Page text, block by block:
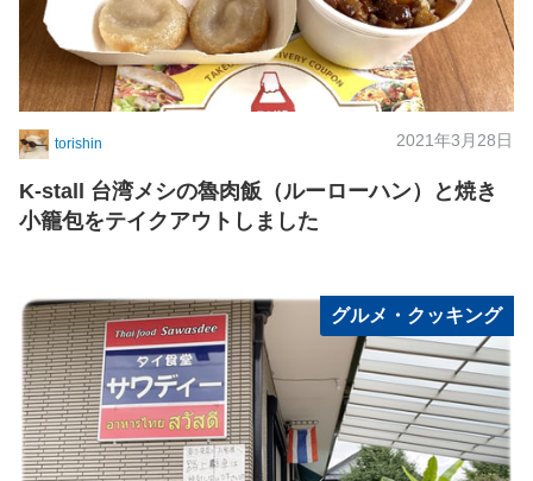
torishin 2021年3月28日
K-stall 台湾メシの魯肉飯（ルーローハン）と焼き
小籠包をテイクアウトしました
グルメ・クッキング